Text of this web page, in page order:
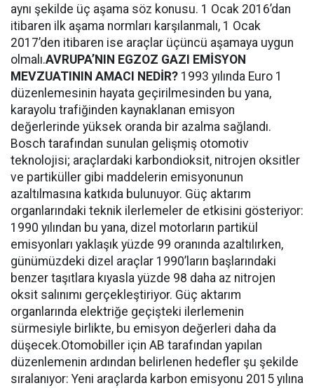
aynı şekilde üç aşama söz konusu. 1 Ocak 2016’dan
itibaren ilk aşama normları karşılanmalı, 1 Ocak
2017’den itibaren ise araçlar üçüncü aşamaya uygun
olmalı.AVRUPA’NIN EGZOZ GAZI EMİSYON
MEVZUATININ AMACI NEDİR? 1993 yılında Euro 1
düzenlemesinin hayata geçirilmesinden bu yana,
karayolu trafiğinden kaynaklanan emisyon
değerlerinde yüksek oranda bir azalma sağlandı.
Bosch tarafından sunulan gelişmiş otomotiv
teknolojisi; araçlardaki karbondioksit, nitrojen oksitler
ve partiküller gibi maddelerin emisyonunun
azaltılmasına katkıda bulunuyor. Güç aktarım
organlarındaki teknik ilerlemeler de etkisini gösteriyor:
1990 yılından bu yana, dizel motorların partikül
emisyonları yaklaşık yüzde 99 oranında azaltılırken,
günümüzdeki dizel araçlar 1990’ların başlarındaki
benzer taşıtlara kıyasla yüzde 98 daha az nitrojen
oksit salınımı gerçekleştiriyor. Güç aktarım
organlarında elektriğe geçişteki ilerlemenin
sürmesiyle birlikte, bu emisyon değerleri daha da
düşecek.Otomobiller için AB tarafından yapılan
düzenlemenin ardından belirlenen hedefler şu şekilde
sıralanıyor: Yeni araçlarda karbon emisyonu 2015 yılına